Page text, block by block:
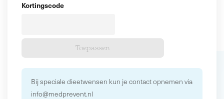
Kortingscode
Bij speciale dieetwensen kun je contact opnemen via
info@medprevent.nl